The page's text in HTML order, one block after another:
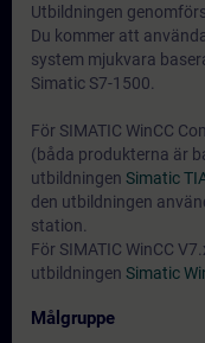
Utbildningen
Du kommer att
system mjukvara
Simatic S7-1500.
För SIMATIC WinCC
(båda produkterna är
utbildningen Simatic
den utbildningen
station.
För SIMATIC WinCC
utbildningen Simatic
Målgruppe